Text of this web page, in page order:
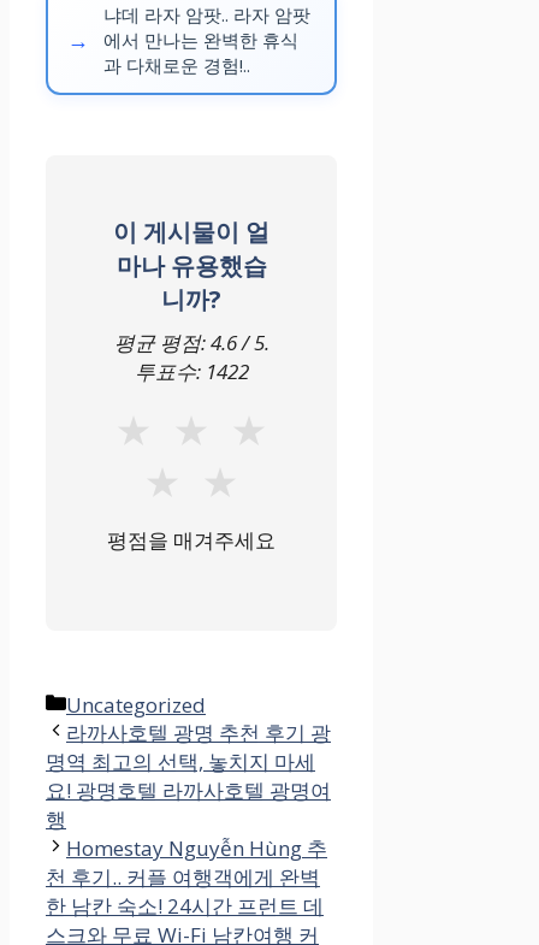
냐데 라자 암팟.. 라자 암팟
에서 만나는 완벽한 휴식
과 다채로운 경험!..
이 게시물이 얼
마나 유용했습
니까?
평균 평점:4.6/ 5.
투표수: 1422
★ ★
★
★
★
평점을 매겨주세요
카
테
고
리
Uncategorized
라까사호텔 광명 추천 후기 광
명역 최고의 선택, 놓치지 마세
요! 광명호텔 라까사호텔 광명여
행
Homestay Nguyễn Hùng 추
천 후기.. 커플 여행객에게 완벽
한 남칸 숙소! 24시간 프런트 데
스크와 무료 Wi-Fi 남칸여행 커